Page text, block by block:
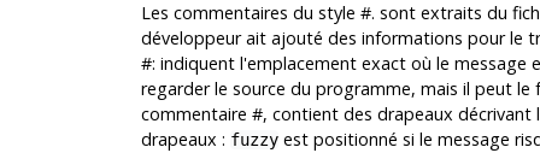
Les commentaires du style #. sont extraits du
développeur ait ajouté des informations pour le
#: indiquent l'emplacement exact où le message
regarder le source du programme, mais il peut
commentaire #, contient des drapeaux
drapeaux : fuzzyest positionné si le message